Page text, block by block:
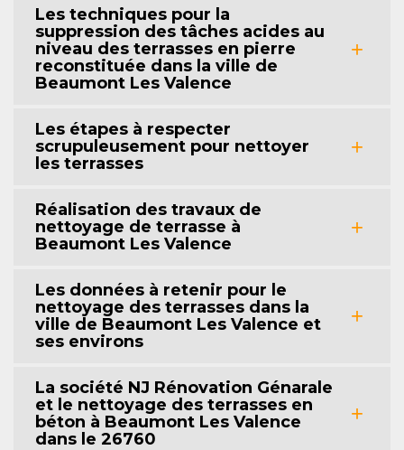
Les techniques pour la
suppression des tâches acides au
niveau des terrasses en pierre
reconstituée dans la ville de
Beaumont Les Valence
Les étapes à respecter
scrupuleusement pour nettoyer
les terrasses
Réalisation des travaux de
nettoyage de terrasse à
Beaumont Les Valence
Les données à retenir pour le
nettoyage des terrasses dans la
ville de Beaumont Les Valence et
ses environs
La société NJ Rénovation Génarale
et le nettoyage des terrasses en
béton à Beaumont Les Valence
dans le 26760